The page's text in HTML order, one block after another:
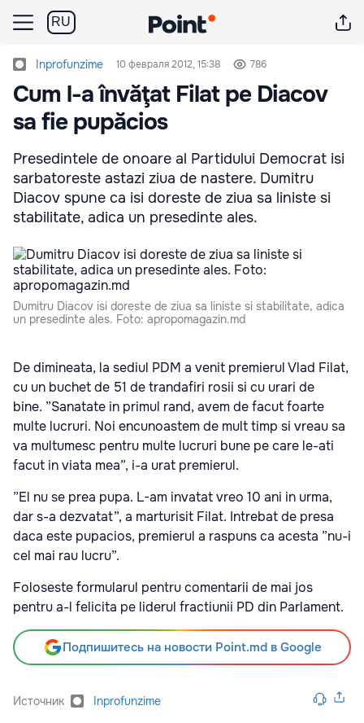
RU
Inprofunzime 10 февраля 2012, 15:38 786
Cum l-a învăţat Filat pe Diacov
sa fie pupăcios
Presedintele de onoare al Partidului Democrat isi
sarbatoreste astazi ziua de nastere. Dumitru
Diacov spune ca isi doreste de ziua sa liniste si
stabilitate, adica un presedinte ales.
Dumitru Diacov isi doreste de ziua sa liniste si stabilitate, adica
un presedinte ales. Foto: apropomagazin.md
De dimineata, la sediul PDM a venit premierul Vlad Filat,
cu un buchet de 51 de trandafiri rosii si cu urari de
bine. ”Sanatate in primul rand, avem de facut foarte
multe lucruri. Noi encunoastem de mult timp si vreau sa
va multumesc pentru multe lucruri bune pe care le-ati
facut in viata mea”, i-a urat premierul.
”El nu se prea pupa. L-am invatat vreo 10 ani in urma,
dar s-a dezvatat”, a marturisit Filat. Intrebat de presa
daca este pupacios, premierul a raspuns ca acesta ”nu-i
cel mai rau lucru”.
Foloseste formularul pentru comentarii de mai jos
pentru a-l felicita pe liderul fractiunii PD din Parlament.
Подпишитесь на новости Point.md в Google
Источник Inprofunzime